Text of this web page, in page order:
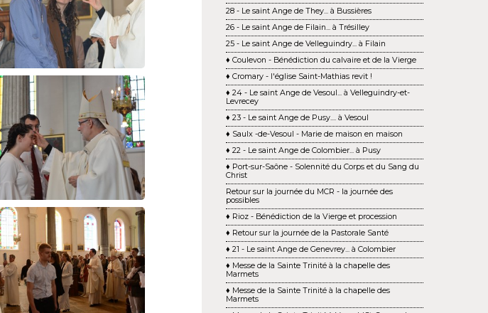
28 - Le saint Ange de They... à Bussières
26 - Le saint Ange de Filain... à Trésilley
25 - Le saint Ange de Velleguindry... à Filain
♦ Coulevon - Bénédiction du calvaire et de la Vierge
♦ Cromary - l'église Saint-Mathias revit !
♦ 24 - Le saint Ange de Vesoul... à Velleguindry-et-
Levrecey
♦ 23 - Le saint Ange de Pusy.... à Vesoul
♦ Saulx -de-Vesoul - Marie de maison en maison
♦ 22 - Le saint Ange de Colombier... à Pusy
♦ Port-sur-Saône - Solennité du Corps et du Sang du
Christ
Retour sur la journée du MCR - la journée des
possibles
♦ Rioz - Bénédiction de la Vierge et procession
♦ Retour sur la journée de la Pastorale Santé
♦ 21 - Le saint Ange de Genevrey... à Colombier
♦ Messe de la Sainte Trinité à la chapelle des
Marmets
♦ Messe de la Sainte Trinité à la chapelle des
Marmets